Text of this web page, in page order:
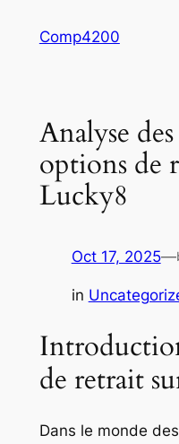
Comp4200
Analyse
options de
Lucky8
Oct 17, 2025—
in
de retrait
Dans le monde